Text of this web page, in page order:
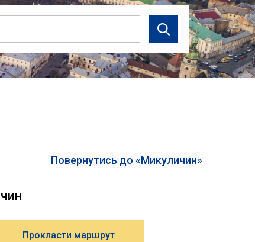
Повернутись до «Микуличин»
Прокласти маршрут